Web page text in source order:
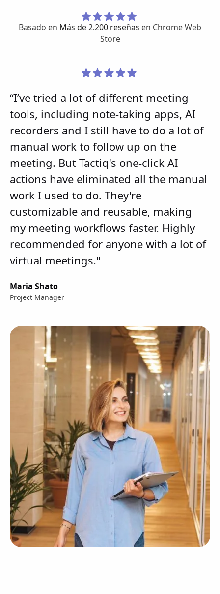
Basado en Más de 2.200 reseñas en Chrome Web
Store
“I’ve tried a lot of different meeting
tools, including note-taking apps, AI
recorders and I still have to do a lot of
manual work to follow up on the
meeting. But Tactiq's one-click AI
actions have eliminated all the manual
work I used to do. They're
customizable and reusable, making
my meeting workflows faster. Highly
recommended for anyone with a lot of
virtual meetings."
Maria Shato
Project Manager